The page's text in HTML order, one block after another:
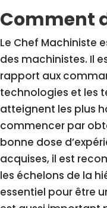
Comment
Le Chef Machiniste
des machinistes. Il
rapport aux
technologies et les
atteignent les plus
commencer par
bonne dose
acquises, il est
les échelons de la
essentiel pour être